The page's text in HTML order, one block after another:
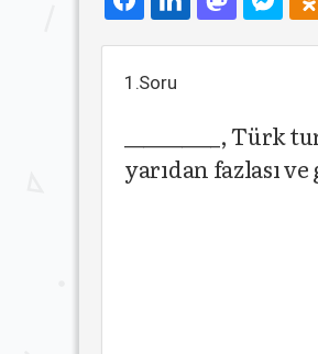
1.Soru
__________,
yarıdan fazlası